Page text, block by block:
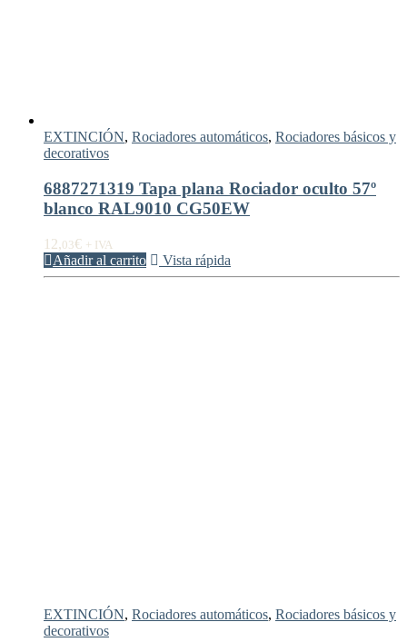
EXTINCIÓN, Rociadores automáticos, Rociadores básicos y
decorativos
6887271319 Tapa plana Rociador oculto 57º
blanco RAL9010 CG50EW
12,03€ + IVA
Añadir al carrito Vista rápida
EXTINCIÓN, Rociadores automáticos, Rociadores básicos y
decorativos